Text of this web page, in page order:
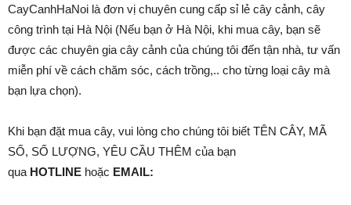
CayCanhHaNoi là đơn vị chuyên cung cấp sỉ lẻ cây cảnh, cây
công trình tại Hà Nội (Nếu bạn ở Hà Nội, khi mua cây, bạn sẽ
được các chuyên gia cây cảnh của chúng tôi đến tận nhà, tư vấn
miễn phí về cách chăm sóc, cách trồng,.. cho từng loại cây mà
bạn lựa chọn).
Khi bạn đặt mua cây, vui lòng cho chúng tôi biết TÊN CÂY, MÃ
SỐ, SỐ LƯỢNG, YÊU CẦU THÊM của bạn
qua HOTLINE hoặc EMAIL: